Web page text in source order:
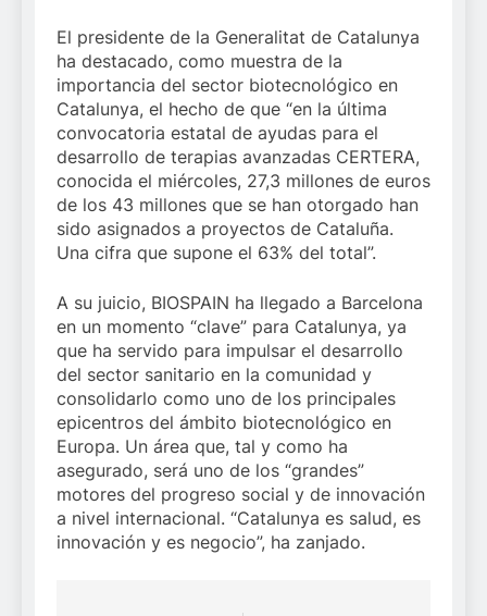
El presidente de la Generalitat de Catalunya
ha destacado, como muestra de la
importancia del sector biotecnológico en
Catalunya, el hecho de que “en la última
convocatoria estatal de ayudas para el
desarrollo de terapias avanzadas CERTERA,
conocida el miércoles, 27,3 millones de euros
de los 43 millones que se han otorgado han
sido asignados a proyectos de Cataluña.
Una cifra que supone el 63% del total”.
A su juicio, BIOSPAIN ha llegado a Barcelona
en un momento “clave” para Catalunya, ya
que ha servido para impulsar el desarrollo
del sector sanitario en la comunidad y
consolidarlo como uno de los principales
epicentros del ámbito biotecnológico en
Europa. Un área que, tal y como ha
asegurado, será uno de los “grandes”
motores del progreso social y de innovación
a nivel internacional. “Catalunya es salud, es
innovación y es negocio”, ha zanjado.